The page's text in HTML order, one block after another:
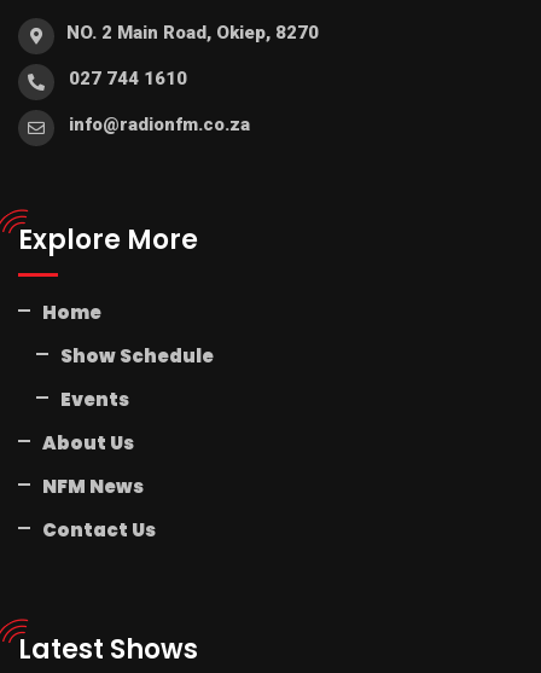
NO. 2 Main Road, Okiep, 8270
027 744 1610
info@radionfm.co.za
Explore More
Home
Show Schedule
Events
About Us
NFM News
Contact Us
Latest Shows